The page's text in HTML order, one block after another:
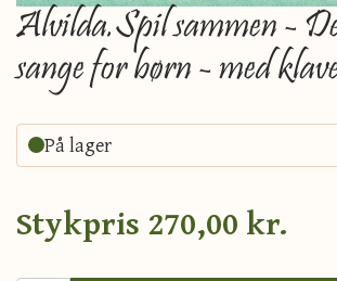
Alvilda.Spil sammen -
sange for børn - med
På lager
Stykpris 270,00 kr.